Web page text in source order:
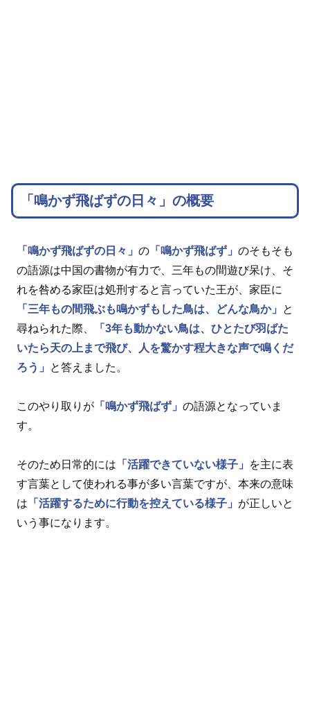
「鳴かず飛ばずの日々」の概要
「鳴かず飛ばずの日々」 の 「鳴かず飛ばず」 のそもそも
の語源は中国の書物が有力で、三年もの間遊び呆け、そ
れを咎める家臣は処刑すると言っていた王が、家臣に
「三年もの間飛ぶも鳴かずもした鳥は、どんな鳥か」
と
尋ねられた際、
「3年も動かない鳥は、ひとたび羽ばた
いたら天の上まで飛び、人を驚かす程大きな声で鳴くだ
ろう」
と答えました。
このやり取りが 「鳴かず飛ばず」 の語源となっていま
す。
そのため日常的には 「活躍できていない様子」
を主に表
す言葉として使われる事が多い言葉ですが、本来の意味
は 「活躍するために行動を控えている様子」 が正しいと
いう事になります。